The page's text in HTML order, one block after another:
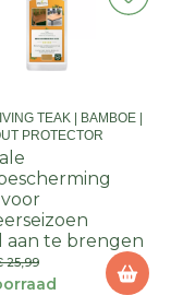
TEAK | BAMBOE |
PROTECTOR
aan te brengen
25,99